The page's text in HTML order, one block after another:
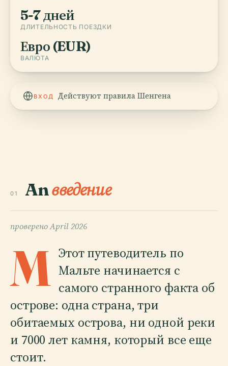
5-7 дней
ДЛИТЕЛЬНОСТЬ ПОЕЗДКИ
Евро (EUR)
ВАЛЮТА
ВХОД Действуют правила Шенгена
01 Anвведение
провереноApril 2026
M Этот путеводитель по
Мальте начинается с
самого странного факта об
острове: одна страна, три
обитаемых острова, ни одной реки
и 7000 лет камня, который все еще
стоит.